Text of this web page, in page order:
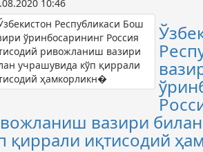
10:46
вазири
қиррали иқтисодий